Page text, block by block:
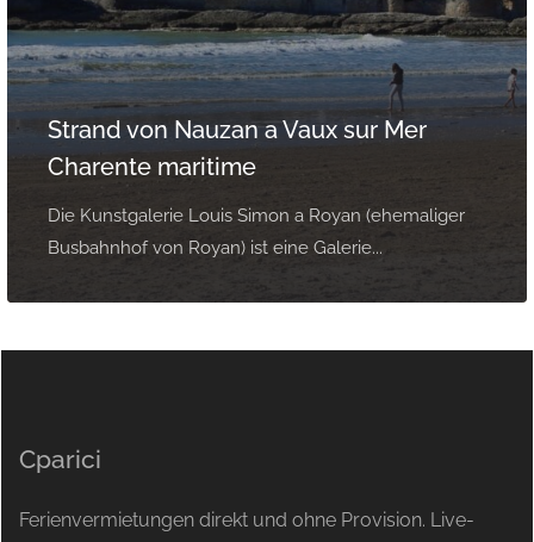
Strand von Nauzan a Vaux sur Mer
Charente maritime
Die Kunstgalerie Louis Simon a Royan (ehemaliger
Busbahnhof von Royan) ist eine Galerie...
Cparici
Ferienvermietungen direkt und ohne Provision. Live-